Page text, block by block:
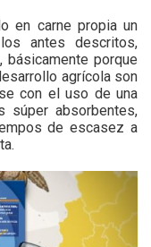
en carne propia un
antes descritos,
básicamente porque
agrícola son
con el uso de una
súper absorbentes,
de escasez a